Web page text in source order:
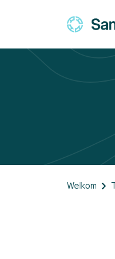
Welkom